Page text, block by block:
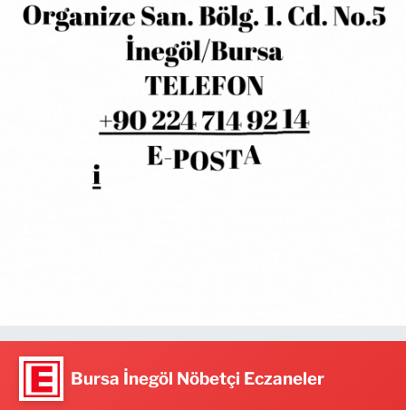
Bursa İnegöl Nöbetçi Eczaneler